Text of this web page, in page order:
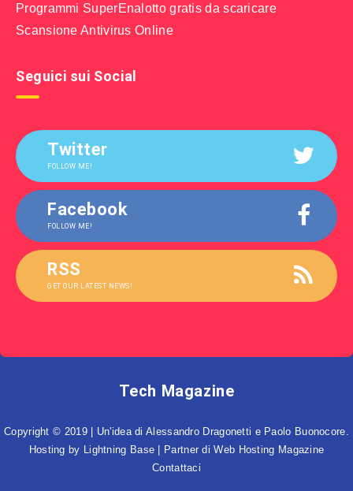
Programmi SuperEnalotto gratis da scaricare
Scansione Antivirus Online
Seguici sui Social
Twitter
FOLLOW ME!
Facebook
FOLLOW ME!
RSS
GET OUR LATEST NEWS!
Tech Magazine
Copyright © 2019 | Un'idea di Alessandro Dragonetti e Paolo Buonocore.
Hosting by
Lightning Base | Partner diWeb Hosting Magazine
Contattaci